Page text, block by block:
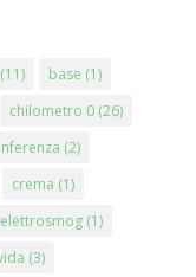
(11) base (1)
chilometro 0(26)
(2)
crema (1)
elettrosmog(1)
(3)